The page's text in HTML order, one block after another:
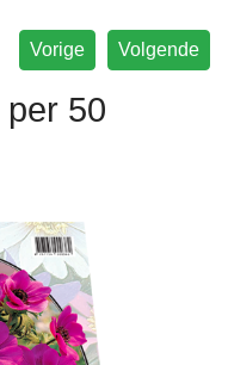
Volgende
Vorige
50